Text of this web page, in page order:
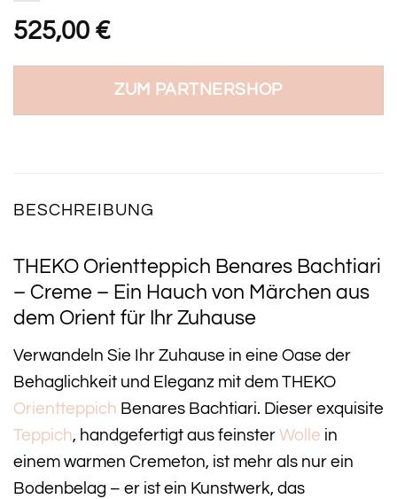
525,00 €
ZUM PARTNERSHOP
BESCHREIBUNG
THEKO Orientteppich Benares Bachtiari
– Creme – Ein Hauch von Märchen aus
dem Orient für Ihr Zuhause
Verwandeln Sie Ihr Zuhause in eine Oase der
Behaglichkeit und Eleganz mit dem THEKO
Orientteppich Benares Bachtiari. Dieser exquisite
Teppich, handgefertigt aus feinster Wolle in
einem warmen Cremeton, ist mehr als nur ein
Bodenbelag – er ist ein Kunstwerk, das